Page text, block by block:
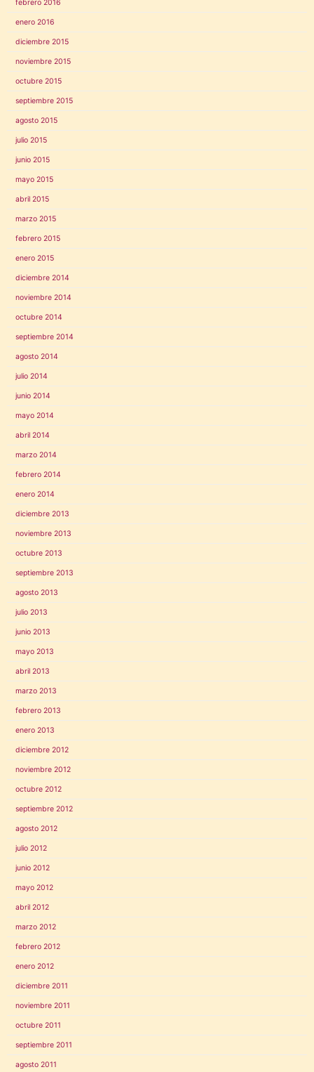
febrero 2016
enero 2016
diciembre 2015
noviembre 2015
octubre 2015
septiembre 2015
agosto 2015
julio 2015
junio 2015
mayo 2015
abril 2015
marzo 2015
febrero 2015
enero 2015
diciembre 2014
noviembre 2014
octubre 2014
septiembre 2014
agosto 2014
julio 2014
junio 2014
mayo 2014
abril 2014
marzo 2014
febrero 2014
enero 2014
diciembre 2013
noviembre 2013
octubre 2013
septiembre 2013
agosto 2013
julio 2013
junio 2013
mayo 2013
abril 2013
marzo 2013
febrero 2013
enero 2013
diciembre 2012
noviembre 2012
octubre 2012
septiembre 2012
agosto 2012
julio 2012
junio 2012
mayo 2012
abril 2012
marzo 2012
febrero 2012
enero 2012
diciembre 2011
noviembre 2011
octubre 2011
septiembre 2011
agosto 2011